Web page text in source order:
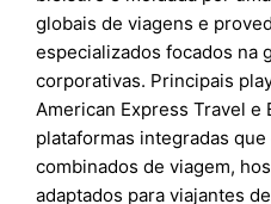
globais de viagens e
especializados focados na
corporativas. Principais
American Express Travel e
plataformas integradas
combinados de viagem,
adaptados para viajantes